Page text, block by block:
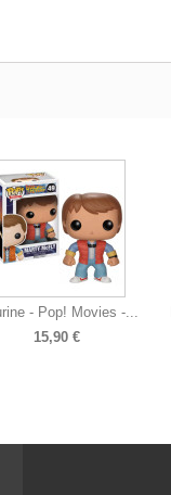
- Pop! Movies -...
15,90 €